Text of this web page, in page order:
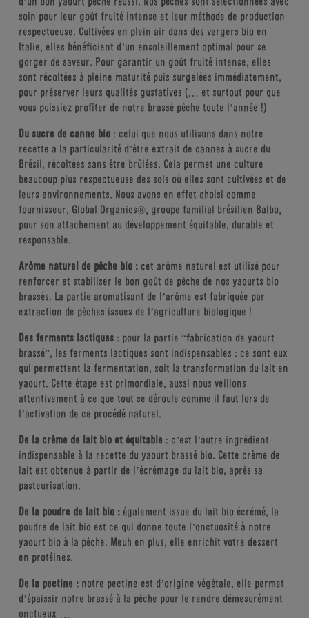
soin pour leur goût fruité intense et leur méthode de production
respectueuse. Cultivées en plein air dans des vergers bio en
Italie, elles bénéficient d’un ensoleillement optimal pour se
gorger de saveur. Pour garantir un goût fruité intense, elles
sont récoltées à pleine maturité puis surgelées immédiatement,
pour préserver leurs qualités gustatives (… et surtout pour que
vous puissiez profiter de notre brassé pêche toute l’année !)
Du sucre de canne bio: celui que nous utilisons dans notre
recette a la particularité d’être extrait de cannes à sucre du
Brésil, récoltées sans être brûlées. Cela permet une culture
beaucoup plus respectueuse des sols où elles sont cultivées et de
leurs environnements. Nous avons en effet choisi comme
fournisseur, Global Organics®, groupe familial brésilien Balbo,
pour son attachement au développement équitable, durable et
responsable.
Arôme naturel de pêche bio :cet arôme naturel est utilisé pour
renforcer et stabiliser le bon goût de pêche de nos yaourts bio
brassés. La partie aromatisant de l’arôme est fabriquée par
extraction de pêches issues de l’agriculture biologique !
Des ferments lactiques: pour la partie “fabrication de yaourt
brassé”, les ferments lactiques sont indispensables : ce sont eux
qui permettent la fermentation, soit la transformation du lait en
yaourt. Cette étape est primordiale, aussi nous veillons
attentivement à ce que tout se déroule comme il faut lors de
l’activation de ce procédé naturel.
De la crème de lait bio et équitable : c’est l’autre ingrédient
indispensable à la recette du yaourt brassé bio. Cette crème de
lait est obtenue à partir de l’écrémage du lait bio, après sa
pasteurisation.
De la poudre de lait bio : également issue du lait bio écrémé, la
poudre de lait bio est ce qui donne toute l’onctuosité à notre
yaourt bio à la pêche. Meuh en plus, elle enrichit votre dessert
en protéines.
De la pectine : notre pectine est d’origine végétale, elle permet
d’épaissir notre brassé à la pêche pour le rendre démesurément
onctueux …